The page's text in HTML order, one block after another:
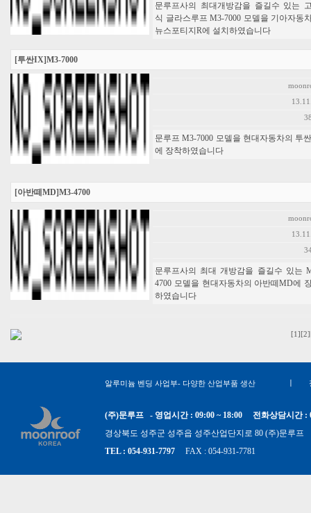
문루프사의 최대개방감을 즐길수 있는
식 글라스루프 M3-7000 모델을 기아자동
뉴스포티지R에 설치하였습니다
[투싼IX]M3-7000
문루프 M3-7000 모델을 현대자동차의 투
에 장착하였습니다
[아반떼MD]M3-4700
문루프사의 최대 개방감을 즐길수 있는
4700 모델을 현대자동차의 아반떼MD에
하였습니다
[1] [2]
알루미늄 벤딩 사업부- 다양한 산업부품 생산
(주)문루프 - 영업시간 : 09:00 ~ 18:00 전화상담시간 :
경상북도 성주군 성주읍 성주산업단지로 80 (주)문루
TEL : 054-931-7797 FAX : 054-931-7781